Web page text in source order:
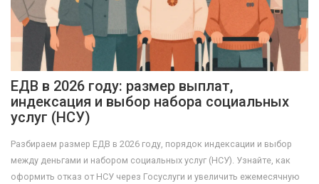
ЕДВ в 2026 году: размер выплат,
индексация и выбор набора социальных
услуг (НСУ)
Разбираем размер ЕДВ в 2026 году, порядок индексации и выбор
между деньгами и набором социальных услуг (НСУ). Узнайте, как
оформить отказ от НСУ через Госуслуги и увеличить ежемесячную